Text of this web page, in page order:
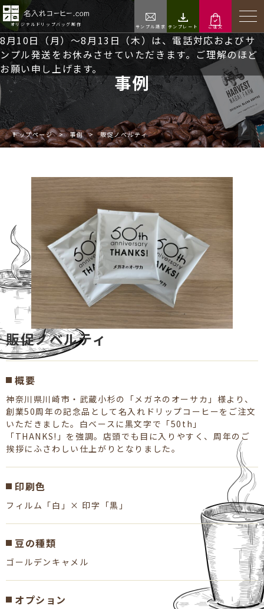
オリジナルドリップバッグ制作 サンプル請求 テンプレート ご注文
8月10日（月）～8月13日（木）は、電話対応およびサ
ンプル発送をお休みさせていただきます。ご理解のほど
お願い申し上げます。
事例
トップページ > 事例 > 販促ノベルティ
販促ノベルティ
概要
神奈川県川崎市・武蔵小杉の「メガネのオーサカ」様より、
創業50周年の記念品として名入れドリップコーヒーをご注文
いただきました。白ベースに黒文字で「50th」
「THANKS!」を強調。店頭でも目に入りやすく、周年のご
挨拶にふさわしい仕上がりとなりました。
印刷色
フィルム「白」× 印字「黒」
豆の種類
ゴールデンキャメル
オプション